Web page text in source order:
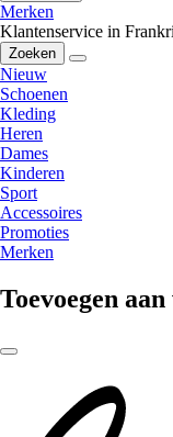
Merken
Klantenservice in
Zoeken
Nieuw
Schoenen
Kleding
Heren
Dames
Kinderen
Sport
Accessoires
Promoties
Merken
Toevoegen